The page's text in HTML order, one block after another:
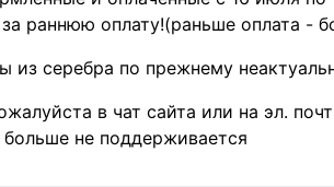
Главная»
»США»
1941 г. - н.
д.
США
раннюю оплату!(раньше оплата -
из серебра по прежнему
в чат сайта или на эл.
не поддерживается